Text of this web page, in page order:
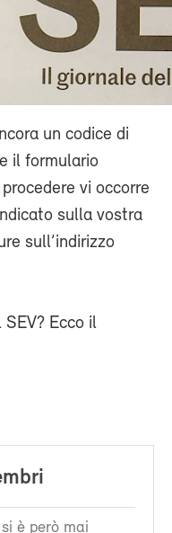
un codice di
il formulario
vi occorre
sulla vostra
sull’indirizzo
Ecco il
è però mai